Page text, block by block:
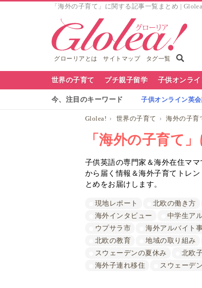
「海外の子育て」に関する記事一覧まとめ |
グローリアとは サイトマップ タグ一覧
世界の子育て プチ親子留学 子供オンラ
今、注目のキーワード 子供オンライン英
Glolea! 世界の子育て 海外の子育
「海外の子育て
子供英語の専門家＆海外在住マ
から届く情報＆海外子育てトレ
とめをお届けします。
現地レポート 北欧の働き方
海外インタビュー
中学生ア
ウプサラ市
海外アルバイト
北欧の教育
地域の取り組み
スウェーデンの夏休み
北欧
海外子連れ移住
スウェーデン